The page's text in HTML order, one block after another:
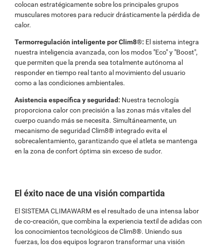
colocan estratégicamente sobre los principales grupos
musculares motores para reducir drásticamente la pérdida de
calor.
Termorregulación inteligente por Clim8®: El sistema integra
nuestra inteligencia avanzada, con los modos "Eco" y "Boost",
que permiten que la prenda sea totalmente autónoma al
responder en tiempo real tanto al movimiento del usuario
como a las condiciones ambientales.
Asistencia específica y seguridad: Nuestra tecnología
proporciona calor con precisión a las zonas más vitales del
cuerpo cuando más se necesita. Simultáneamente, un
mecanismo de seguridad Clim8® integrado evita el
sobrecalentamiento, garantizando que el atleta se mantenga
en la zona de confort óptima sin exceso de sudor.
El éxito nace de una visión compartida
El SISTEMA CLIMAWARM es el resultado de una intensa labor
de co-creación, que combina la experiencia textil de adidas con
los conocimientos tecnológicos de Clim8®. Uniendo sus
fuerzas, los dos equipos lograron transformar una visión